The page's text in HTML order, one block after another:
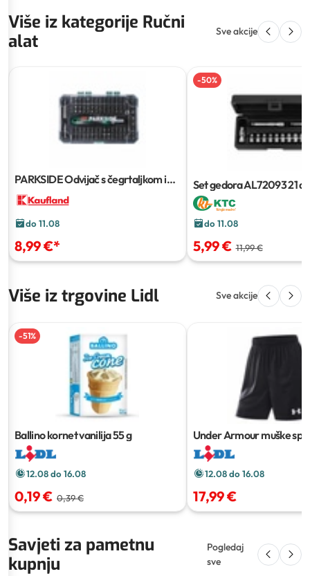
Više iz kategorije Ručni
alat
Sve akcije
PARKSIDE Odvijač s čegrtaljkom i
do 11.08
8,99 €*
-50%
Set gedora AL7209321
do 11.08
5,99 € 11,99 €
Više iz trgovine Lidl Sve akcije
-51%
Ballino kornet vanilija55 g
12.08 do 16.08
0,19 € 0,39 €
Under Armour muške
kratke hlače
12.08 do 16.08
17,99 €
Savjeti za pametnu
kupnju
Pogledaj
sve